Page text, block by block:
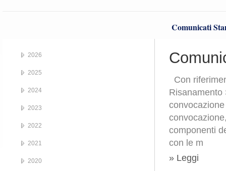
Comunicati
Con
Risanamento
componenti
con le m
» Leggi
2026
2025
2024
2023
2022
2021
2020